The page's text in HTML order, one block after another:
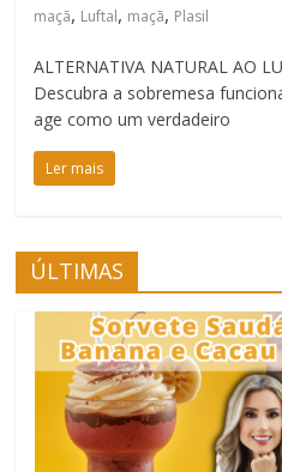
maçã, Luftal, maçã, Plasil
ALTERNATIVA NATURAL AO
Descubra a sobremesa
age como um verdadeiro
Ler mais
ÚLTIMAS